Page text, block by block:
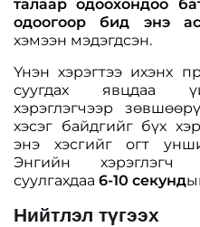
талаар одоохондоо
одоогоор бид энэ
хэмээн мэдэгдсэн.
Үнэн хэрэгтээ ихэнх
суугдах явцдаа
хэрэглэгчээр
хэсэг байдгийг бүх
энэ хэсгийг огт
Энгийн хэрэглэгч
суулгахдаа 6-10 секунд
Нийтлэл түгээх